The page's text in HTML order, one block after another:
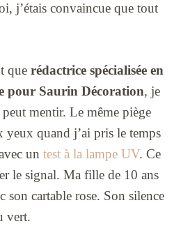
j’étais convaincue que tout
que rédactrice spécialisée en
pour Saurin Décoration, je
mentir. Le même piège
yeux quand j’ai pris le temps
un test à la lampe UV. Ce
le signal. Ma fille de 10 ans
son cartable rose. Son silence
vert.